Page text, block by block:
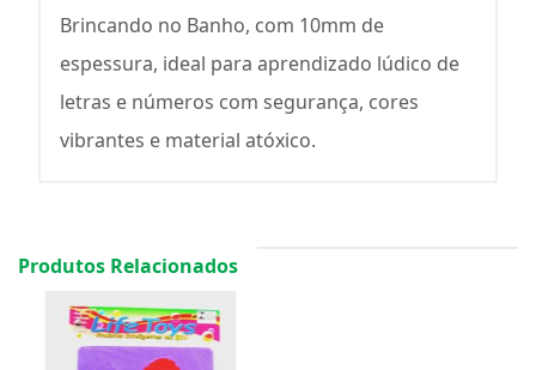
Brincando no Banho, com 10mm de
espessura, ideal para aprendizado lúdico de
letras e números com segurança, cores
vibrantes e material atóxico.
Produtos Relacionados